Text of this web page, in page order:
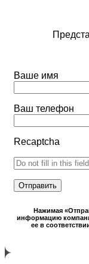
Ваше имя
Ваш телефон
Recaptcha
Нажимая
информацию
ее в